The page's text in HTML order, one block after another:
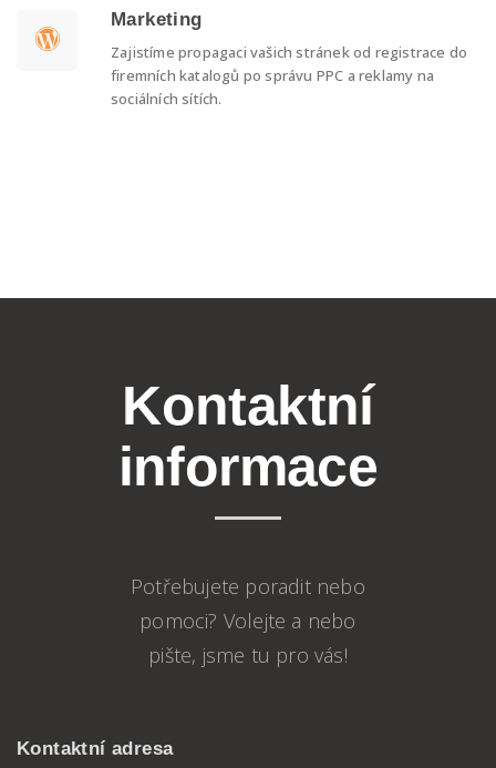
Marketing
Zajistíme propagaci vašich stránek od registrace do
firemních katalogů po správu PPC a reklamy na
sociálních sítích.
Kontaktní
informace
Potřebujete poradit nebo
pomoci? Volejte a nebo
pište, jsme tu pro vás!
Kontaktní adresa